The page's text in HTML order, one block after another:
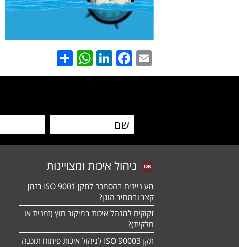
Email
Facebook
LinkedIn
WhatsApp
ניהול איכות ומצויינות
מעוניינים בהסמכה לתקן ISO 9001 בזמן
קצר ובמחיר הוגן?
זקוקים למנהל איכות במיקור חוץ (זמנית או
חלקית)?
תקן ISO 90003 לניהול איכות פיתוח תוכנה